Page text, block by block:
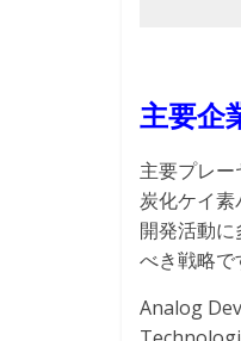
主要企
主要プレ
炭化ケイ
開発活動
べき戦略で
Analog